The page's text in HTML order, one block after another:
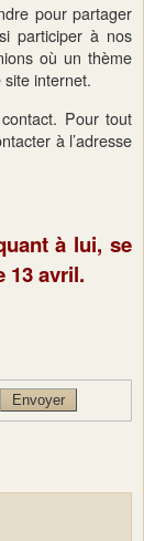
pour partager
participer à nos
où un thème
internet.
Pour tout
à l’adresse
à lui, se
13 avril.